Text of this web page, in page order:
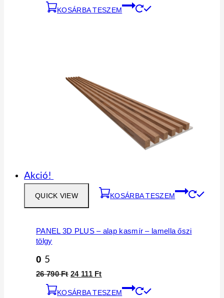
was:
is:
KOSÁRBA TESZEM
Akció!
QUICK VIEW KOSÁRBA TESZEM
PANEL 3D PLUS – alap kasmír – lamella őszi
tölgy
0 5
26 790Ft Original
was:
24 111 FtCurrent
is:
KOSÁRBA TESZEM